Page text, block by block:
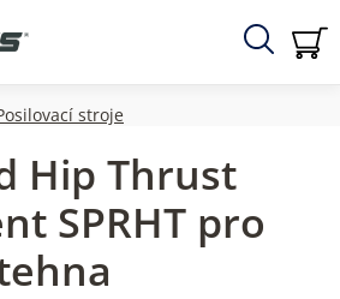
Hledat
stroje
Hip Thrust
SPRHT pro